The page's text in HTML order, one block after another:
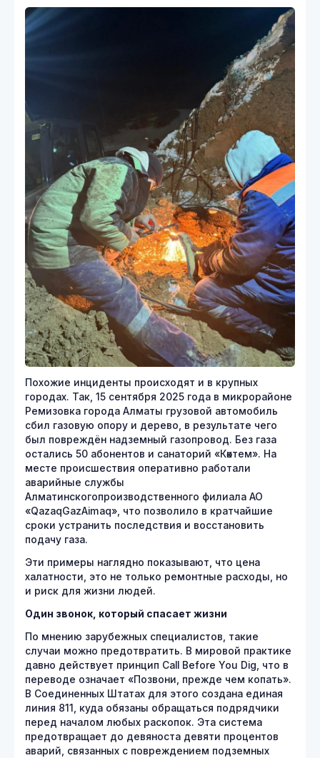
Похожие инциденты происходят и в крупных
городах. Так, 15 сентября 2025 года в микрорайоне
Ремизовка города Алматы грузовой автомобиль
сбил газовую опору и дерево, в результате чего
был повреждён надземный газопровод. Без газа
остались 50 абонентов и санаторий «Көктем». На
месте происшествия оперативно работали
аварийные службы
Алматинскогопроизводственного филиала АО
«QazaqGazAimaq», что позволило в кратчайшие
сроки устранить последствия и восстановить
подачу газа.
Эти примеры наглядно показывают, что цена
халатности, это не только ремонтные расходы, но
и риск для жизни людей.
Один звонок, который спасает жизни
По мнению зарубежных специалистов, такие
случаи можно предотвратить. В мировой практике
давно действует принцип Call Before You Dig, что в
переводе означает «Позвони, прежде чем копать».
В Соединенных Штатах для этого создана единая
линия 811, куда обязаны обращаться подрядчики
перед началом любых раскопок. Эта система
предотвращает до девяноста девяти процентов
аварий, связанных с повреждением подземных